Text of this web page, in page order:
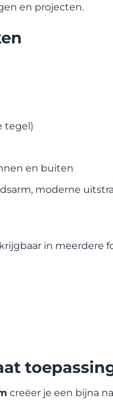
en projecten.
tegel)
en buiten
moderne
in meerdere
creëer je een bijna